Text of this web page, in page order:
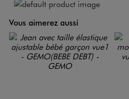
Vous aimerez aussi